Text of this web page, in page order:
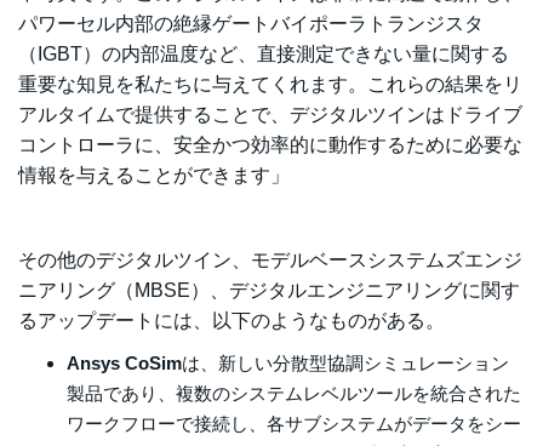
パワーセル内部の絶縁ゲートバイポーラトランジスタ
（IGBT）の内部温度など、直接測定できない量に関する
重要な知見を私たちに与えてくれます。これらの結果をリ
アルタイムで提供することで、デジタルツインはドライブ
コントローラに、安全かつ効率的に動作するために必要な
情報を与えることができます」
その他のデジタルツイン、モデルベースシステムズエンジ
ニアリング（MBSE）、デジタルエンジニアリングに関す
るアップデートには、以下のようなものがある。
Ansys CoSimは、新しい分散型協調シミュレーション
製品であり、複数のシステムレベルツールを統合された
ワークフローで接続し、各サブシステムがデータをシー